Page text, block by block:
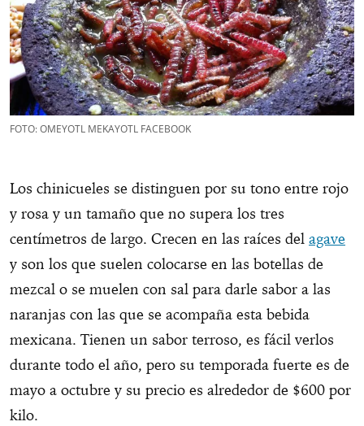
FOTO: OMEYOTL MEKAYOTL FACEBOOK
Los chinicueles se distinguen por su tono entre rojo
y rosa y un tamaño que no supera los tres
centímetros de largo. Crecen en las raíces del agave
y son los que suelen colocarse en las botellas de
mezcal o se muelen con sal para darle sabor a las
naranjas con las que se acompaña esta bebida
mexicana. Tienen un sabor terroso, es fácil verlos
durante todo el año, pero su temporada fuerte es de
mayo a octubre y su precio es alrededor de $600 por
kilo.